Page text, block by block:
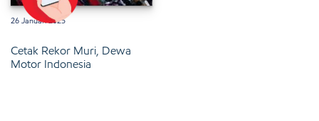
26 Januari 2025
Cetak Rekor Muri, Dewa
Motor Indonesia